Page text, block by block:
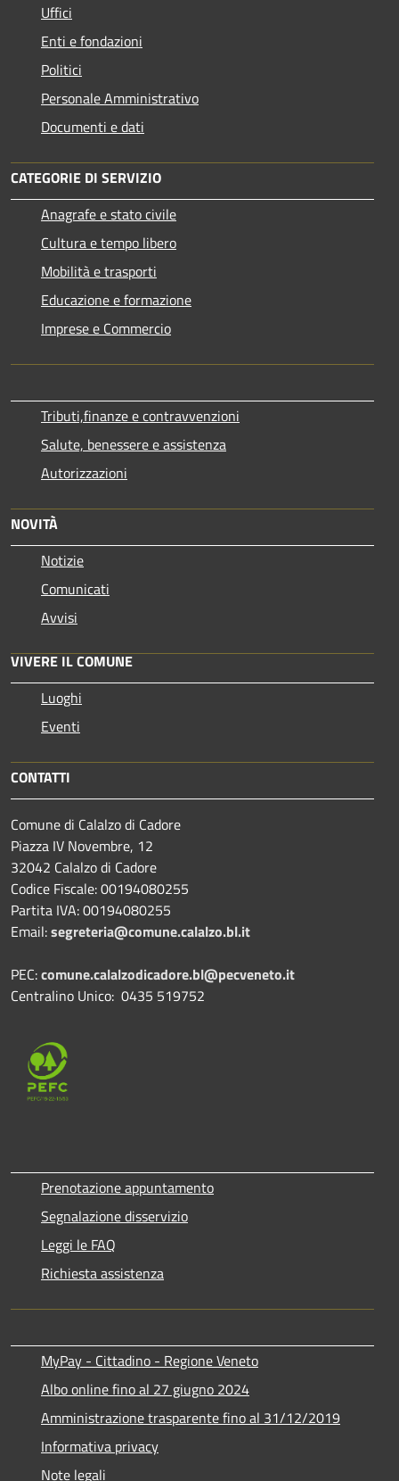
Uffici
Enti e fondazioni
Politici
Personale Amministrativo
Documenti e dati
CATEGORIE DI SERVIZIO
Anagrafe e stato civile
Cultura e tempo libero
Mobilità e trasporti
Educazione e formazione
Imprese e Commercio
Tributi,finanze e contravvenzioni
Salute, benessere e assistenza
Autorizzazioni
NOVITÀ
Notizie
Comunicati
Avvisi
VIVERE IL COMUNE
Luoghi
Eventi
CONTATTI
Comune di Calalzo di Cadore
Piazza IV Novembre, 12
32042 Calalzo di Cadore
Codice Fiscale: 00194080255
Partita IVA: 00194080255
Email:segreteria@comune.calalzo.bl.it
PEC:comune.calalzodicadore.bl@pecveneto.it
Centralino Unico: 0435 519752
Prenotazione appuntamento
Segnalazione disservizio
Leggi le FAQ
Richiesta assistenza
MyPay - Cittadino - Regione Veneto
Albo online fino al 27 giugno 2024
Amministrazione trasparente fino al 31/12/2019
Informativa privacy
Note legali